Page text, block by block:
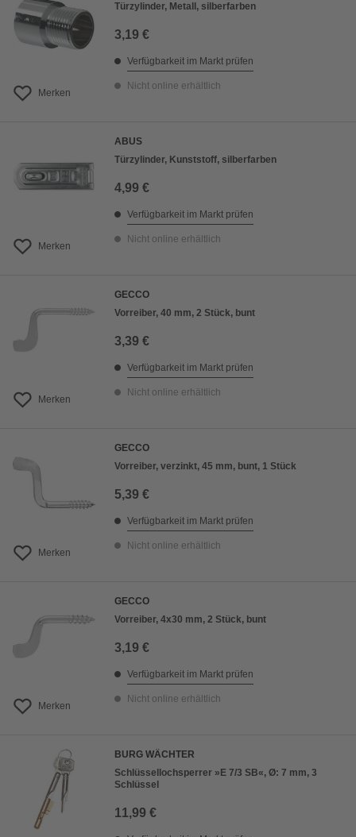
Merken
Türzylinder, Metall, silberfarben
3,19 €
Verfügbarkeit im Markt prüfen
Nicht online erhältlich
Merken
ABUS
Türzylinder, Kunststoff, silberfarben
4,99 €
Verfügbarkeit im Markt prüfen
Nicht online erhältlich
Merken
GECCO
Vorreiber, 40 mm, 2 Stück, bunt
3,39 €
Verfügbarkeit im Markt prüfen
Nicht online erhältlich
Merken
GECCO
Vorreiber, verzinkt, 45 mm, bunt, 1 Stück
5,39 €
Verfügbarkeit im Markt prüfen
Nicht online erhältlich
Merken
GECCO
Vorreiber, 4x30 mm, 2 Stück, bunt
3,19 €
Verfügbarkeit im Markt prüfen
Nicht online erhältlich
BURG WÄCHTER
Schlüssellochsperrer »E 7/3 SB«, Ø: 7 mm, 3
Schlüssel
11,99 €